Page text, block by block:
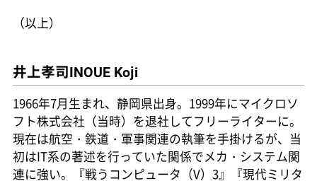
（以上）
井上孝司INOUE Koji
1966年7月生まれ、静岡県出身。1999年にマイクロソ
フト株式会社（当時）を退社してフリーライターに。
現在は航空・鉄道・軍事関連の執筆を手掛けるが、当
初はIT系の著述を行っていた関係でメカ・システム関
連に強い。『戦うコンピュータ（V）3』『現代ミリタ